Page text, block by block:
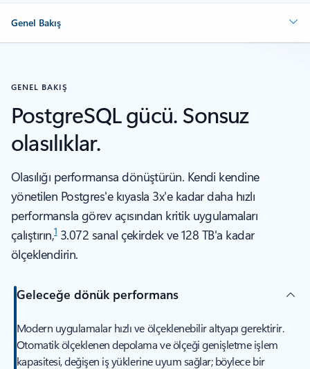
Genel Bakış
GENEL BAKIŞ
PostgreSQL gücü. Sonsuz
olasılıklar.
Olasılığı performansa dönüştürün. Kendi kendine
yönetilen Postgres'e kıyasla 3x'e kadar daha hızlı
performansla görev açısından kritik uygulamaları
çalıştırın,13.072 sanal çekirdek ve 128 TB'a kadar
ölçeklendirin.
Geleceğe dönük performans
Modern uygulamalar hızlı ve ölçeklenebilir altyapı gerektirir.
Otomatik ölçeklenen depolama ve ölçeği genişletme işlem
kapasitesi, değişen iş yüklerine uyum sağlar; böylece bir